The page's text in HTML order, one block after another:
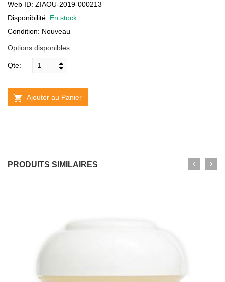
Web ID: ZIAOU-2019-000213
Disponibilité: En stock
Condition: Nouveau
Options disponibles:
Qte:
Ajouter au Panier
PRODUITS SIMILAIRES